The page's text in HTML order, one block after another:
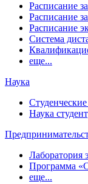
Расписание
Расписание
Расписание
Система
еще...
Наука
Наука
Лаборатория
Программа
еще...